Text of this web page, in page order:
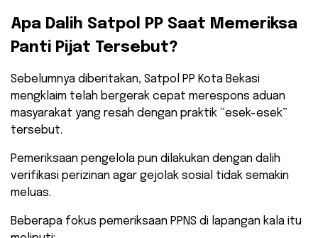
​Apa Dalih Satpol PP Saat Memeriksa
Panti Pijat Tersebut?
​Sebelumnya diberitakan, Satpol PP Kota Bekasi
mengklaim telah bergerak cepat merespons aduan
masyarakat yang resah dengan praktik “esek-esek”
tersebut.
Pemeriksaan pengelola pun dilakukan dengan dalih
verifikasi perizinan agar gejolak sosial tidak semakin
meluas.
​Beberapa fokus pemeriksaan PPNS di lapangan kala itu